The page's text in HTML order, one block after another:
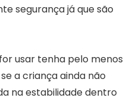
segurança já que são
usar tenha pelo menos
a criança ainda não
na estabilidade dentro